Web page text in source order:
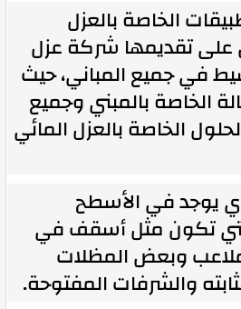
الخاصة بالعزل
على تقديمها شركة عزل
في جميع المباني، حيث
الخاصة بالمبني وجميع
الخاصة بالعزل المائي
يوجد في الأسطح
تكون مثل أسقف في
وبعض المظلات
والشرفات المفتوحة.